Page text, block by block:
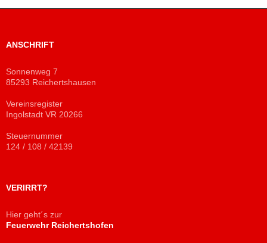
ANSCHRIFT
Sonnenweg 7
85293 Reichertshausen
Vereinsregister
Ingolstadt VR 20266
Steuernummer
124 / 108 / 42139
VERIRRT?
Hier geht´s zur
Feuerwehr Reichertshofen